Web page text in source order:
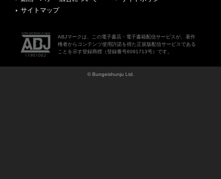
サイトマップ
ABJマークは、この電子書店・電子書籍配信サービスが、著作
権者からコンテンツ使用許諾を得た正規版配信サービスである
ことを示す登録商標（登録番号6091713号）です。
© Bungeishunju Ltd.